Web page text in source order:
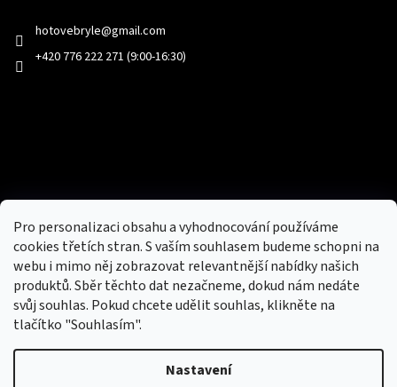
Pro personalizaci obsahu a vyhodnocování používáme
cookies třetích stran. S vaším souhlasem budeme schopni na
webu i mimo něj zobrazovat relevantnější nabídky našich
produktů. Sběr těchto dat nezačneme, dokud nám nedáte
svůj souhlas. Pokud chcete udělit souhlas, klikněte na
tlačítko "Souhlasím".
Nastavení
hotovebryle@gmail.com
+420 776 222 271 (9:00-16:30)
Nový obchod s batohy, cestovními zavazadly, tašky a peněženky